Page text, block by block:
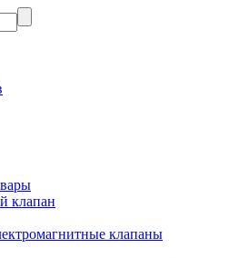
клапан
клапаны